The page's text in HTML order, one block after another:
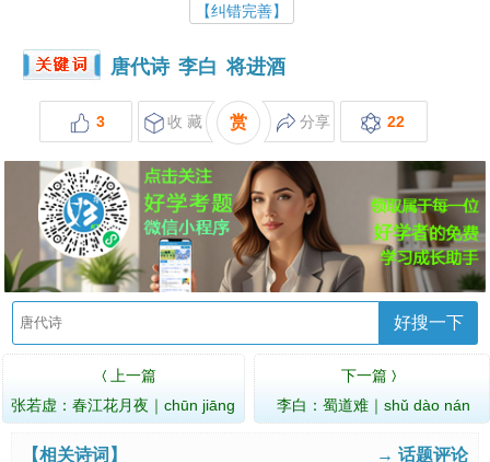
【纠错完善】
唐代诗 李白 将进酒
3 收 藏 赏 分享 22
好搜一下
〈
上一篇
张若虚：春江花月夜｜chūn jiāng
下一篇 〉
李白：蜀道难｜shǔ dào nán
【相关诗词】 → 话题评论